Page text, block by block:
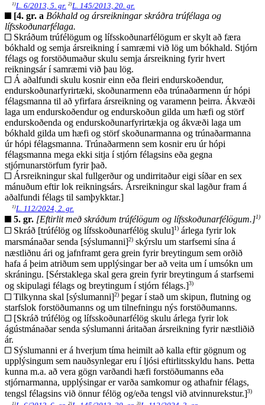
1)L. 6/2013, 5. gr. 2)L. 145/2013, 20. gr.
[4. gr. a Bókhald og ársreikningar skráðra trúfélaga og
lífsskoðunarfélaga.
Skráðum trúfélögum og lífsskoðunarfélögum er skylt að færa
bókhald og semja ársreikning í samræmi við lög um bókhald. Stjórn
félags og forstöðumaður skulu semja ársreikning fyrir hvert
reikningsár í samræmi við þau lög.
Á aðalfundi skulu kosnir einn eða fleiri endurskoðendur,
endurskoðunarfyrirtæki, skoðunarmenn eða trúnaðarmenn úr hópi
félagsmanna til að yfirfara ársreikning og varamenn þeirra. Ákvæði
laga um endurskoðendur og endurskoðun gilda um hæfi og störf
endurskoðenda og endurskoðunarfyrirtækja og ákvæði laga um
bókhald gilda um hæfi og störf skoðunarmanna og trúnaðarmanna
úr hópi félagsmanna. Trúnaðarmenn sem kosnir eru úr hópi
félagsmanna mega ekki sitja í stjórn félagsins eða gegna
stjórnunarstörfum fyrir það.
Ársreikningur skal fullgerður og undirritaður eigi síðar en sex
mánuðum eftir lok reikningsárs. Ársreikningur skal lagður fram á
aðalfundi félags til samþykktar.]
1)L. 112/2024, 2. gr.
5. gr. [Eftirlit með skráðum trúfélögum og lífsskoðunarfélögum.]1)
Skráð [trúfélög og lífsskoðunarfélög skulu]1) árlega fyrir lok
marsmánaðar senda [sýslumanni]2) skýrslu um starfsemi sína á
næstliðnu ári og jafnframt gera grein fyrir breytingum sem orðið
hafa á þeim atriðum sem upplýsingar ber að veita um í umsókn um
skráningu. [Sérstaklega skal gera grein fyrir breytingum á starfsemi
og skipulagi félags og breytingum í stjórn félags.]3)
Tilkynna skal [sýslumanni]2) þegar í stað um skipun, flutning og
starfslok forstöðumanns og um tilnefningu nýs forstöðumanns.
[Skráð trúfélög og lífsskoðunarfélög skulu árlega fyrir lok
ágústmánaðar senda sýslumanni áritaðan ársreikning fyrir næstliðið
ár.
Sýslumanni er á hverjum tíma heimilt að kalla eftir gögnum og
upplýsingum sem nauðsynlegar eru í ljósi eftirlitsskyldu hans. Þetta
kunna m.a. að vera gögn varðandi hæfi forstöðumanns eða
stjórnarmanna, upplýsingar er varða samkomur og athafnir félags,
tengsl félagsins við önnur félög og/eða tengsl við atvinnurekstur.]3)
1) 2) 3)